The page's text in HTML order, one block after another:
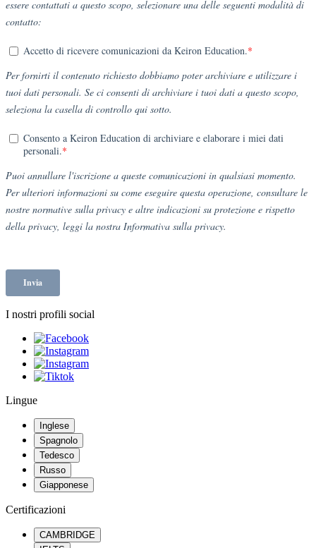
I nostri profili social
Lingue
Inglese
Spagnolo
Tedesco
Russo
Giapponese
Certificazioni
CAMBRIDGE